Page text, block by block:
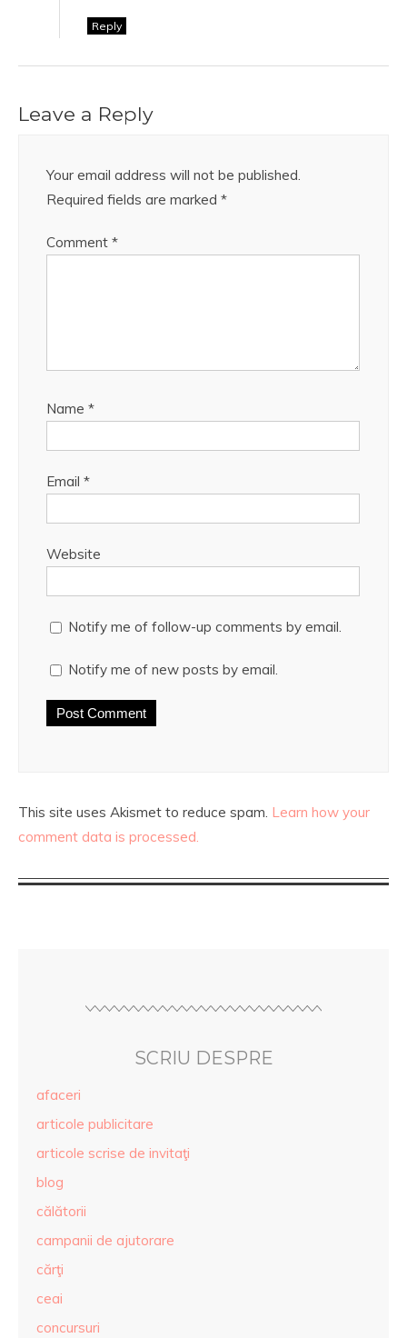
Reply
Leave a Reply
Your email address will not be published.
Required fields are marked *
Comment *
Name *
Email *
Website
Notify me of follow-up comments by email.
Notify me of new posts by email.
This site uses Akismet to reduce spam. Learn how your
comment data is processed.
SCRIU DESPRE
afaceri
articole publicitare
articole scrise de invitaţi
blog
călătorii
campanii de ajutorare
cărţi
ceai
concursuri